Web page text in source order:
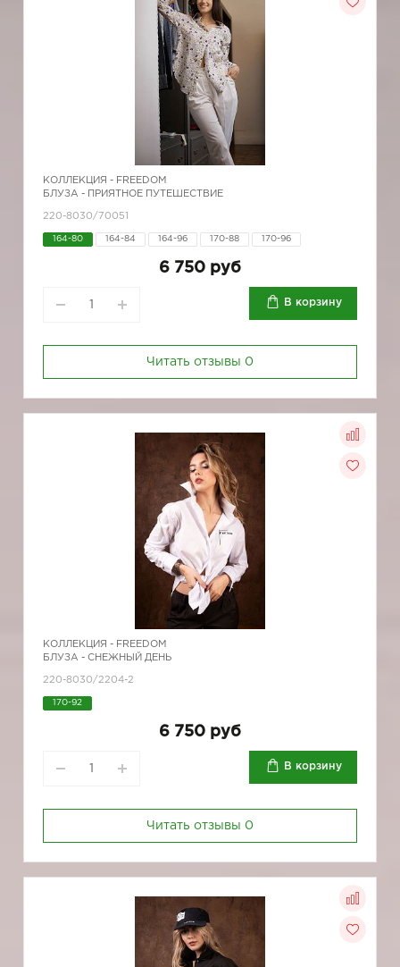
КОЛЛЕКЦИЯ - FREEDOM
БЛУЗА - ПРИЯТНОЕ ПУТЕШЕСТВИЕ
220-8030/70051
164-80 164-84 164-96 170-88 170-96
6 750 руб
В корзину
Читать отзывы 0
КОЛЛЕКЦИЯ - FREEDOM
БЛУЗА - СНЕЖНЫЙ ДЕНЬ
220-8030/2204-2
170-92
6 750 руб
В корзину
Читать отзывы 0